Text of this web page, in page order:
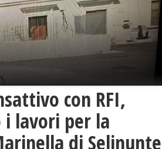
con RFI,
lavori per la
di Selinunte